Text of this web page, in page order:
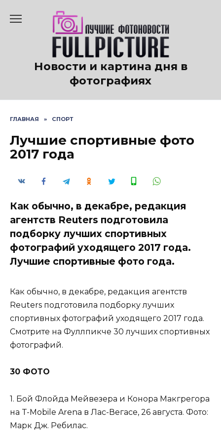
содержанию
Новости и картина дня в
фотографиях
ГЛАВНАЯ » СПОРТ
Лучшие спортивные фото
2017 года
Как обычно, в декабре, редакция
агентств Reuters подготовила
подборку лучших спортивных
фотографий уходящего 2017 года.
Лучшие спортивные фото года.
Как обычно, в декабре, редакция агентств
Reuters подготовила подборку лучших
спортивных фотографий уходящего 2017 года.
Смотрите на Фуллпикче 30 лучших спортивных
фотографий.
30 ФОТО
1. Бой Флойда Мейвезера и Конора Макгрегора
на T-Mobile Arena в Лас-Вегасе, 26 августа. Фото:
Марк Дж. Ребилас.